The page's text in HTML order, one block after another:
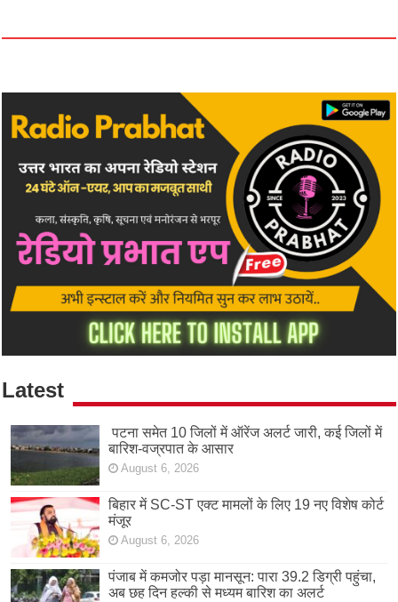
Latest
पटना समेत 10 जिलों में ऑरेंज अलर्ट जारी, कई जिलों में
बारिश-वज्रपात के आसार
August 6, 2026
बिहार में SC-ST एक्ट मामलों के लिए 19 नए विशेष कोर्ट
मंजूर
August 6, 2026
पंजाब में कमजोर पड़ा मानसून: पारा 39.2 डिग्री पहुंचा,
अब छह दिन हल्की से मध्यम बारिश का अलर्ट